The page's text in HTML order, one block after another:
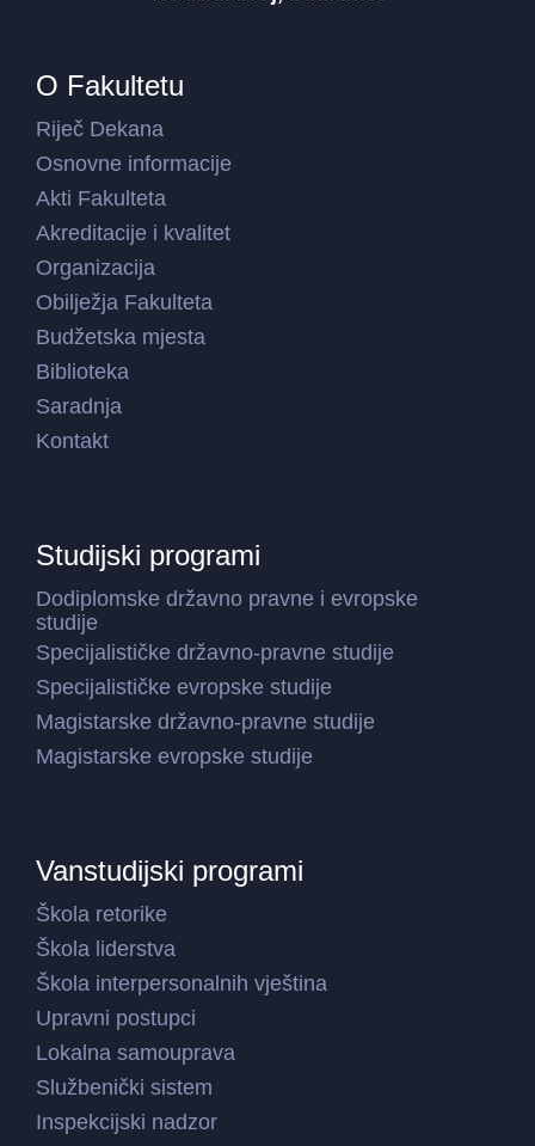
O Fakultetu
Riječ Dekana
Osnovne informacije
Akti Fakulteta
Akreditacije i kvalitet
Organizacija
Obilježja Fakulteta
Budžetska mjesta
Biblioteka
Saradnja
Kontakt
Studijski programi
Dodiplomske državno pravne i evropske
studije
Specijalističke državno-pravne studije
Specijalističke evropske studije
Magistarske državno-pravne studije
Magistarske evropske studije
Vanstudijski programi
Škola retorike
Škola liderstva
Škola interpersonalnih vještina
Upravni postupci
Lokalna samouprava
Službenički sistem
Inspekcijski nadzor